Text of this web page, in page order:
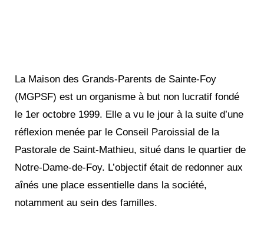
La Maison des Grands-Parents de Sainte-Foy
(MGPSF) est un organisme à but non lucratif fondé
le 1er octobre 1999. Elle a vu le jour à la suite d’une
réflexion menée par le Conseil Paroissial de la
Pastorale de Saint-Mathieu, situé dans le quartier de
Notre-Dame-de-Foy. L’objectif était de redonner aux
aînés une place essentielle dans la société,
notamment au sein des familles.